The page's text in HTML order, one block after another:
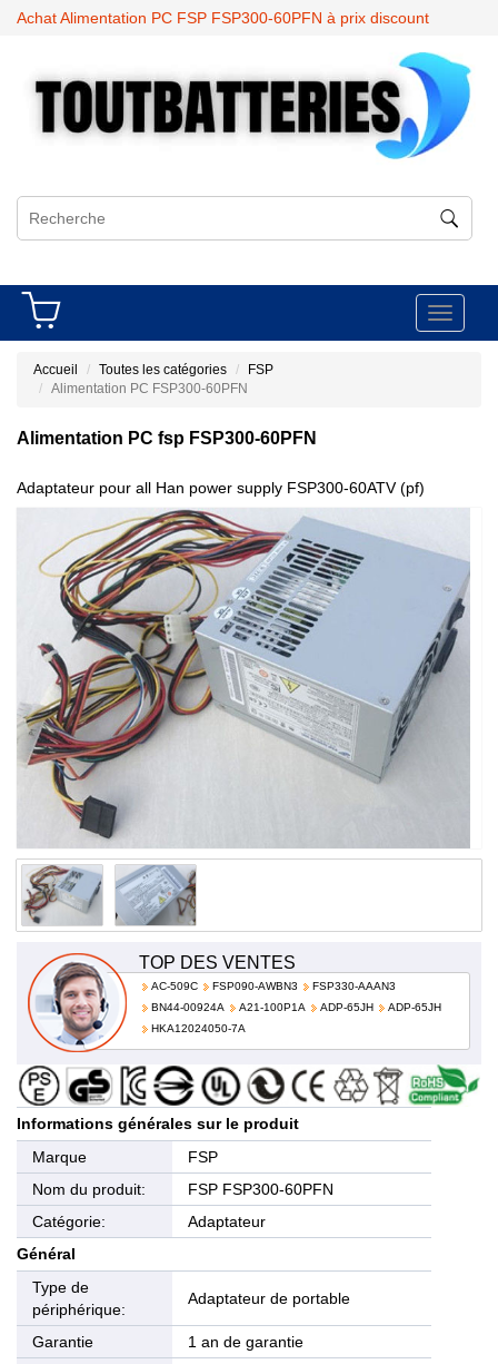
Achat Alimentation PC FSP FSP300-60PFN à prix discount
Toggle
Accueil Toutes les catégories
FSP
Alimentation PC FSP300-60PFN
Alimentation PC fsp FSP300-60PFN
Adaptateur pour all Han power supply FSP300-60ATV (pf)
300W(+3.3V & +5V=200W MAX) FSP300-60PFN
TOP DES VENTES
AC-509C FSP090-AWBN3
FSP330-AAAN3
BN44-00924A
A21-100P1A ADP-65JH
ADP-65JH
HKA12024050-7A
Informations générales sur le produit
Marque
FSP
Nom du produit:
FSP FSP300-60PFN
Catégorie:
Adaptateur
Général
Type de
périphérique:
Adaptateur de portable
Garantie
1 an de garantie